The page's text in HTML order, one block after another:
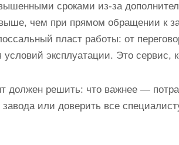
сроками из-за
чем при прямом обращении к
пласт работы: от
условий эксплуатации. Это сервис,
должен решить: что важнее —
или доверить все